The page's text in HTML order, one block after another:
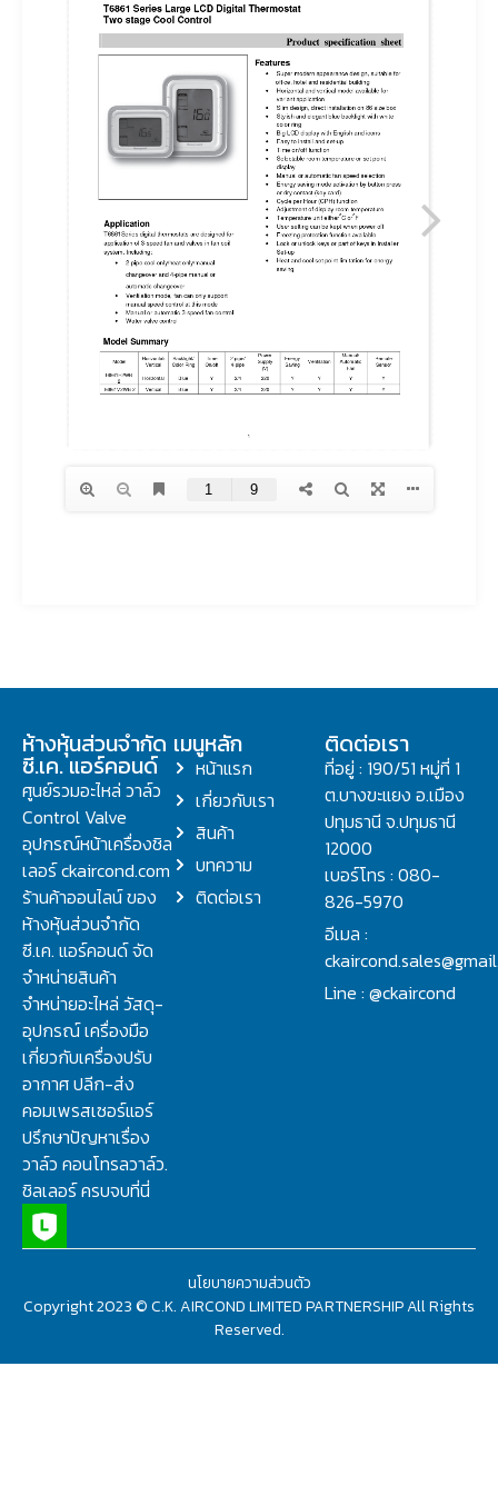
ห้างหุ้นส่วนจำกัด
ซี.เค. แอร์คอนด์
ศูนย์รวมอะไหล่ วาล์ว
Control Valve
อุปกรณ์หน้าเครื่องชิล
เลอร์ ckaircond.com
ร้านค้าออนไลน์ ของ
ห้างหุ้นส่วนจำกัด
ซี.เค. แอร์คอนด์ จัด
จำหน่ายสินค้า
จำหน่ายอะไหล่ วัสดุ-
อุปกรณ์ เครื่องมือ
เกี่ยวกับเครื่องปรับ
อากาศ ปลีก-ส่ง
คอมเพรสเซอร์แอร์
ปรึกษาปัญหาเรื่อง
วาล์ว คอนโทรลวาล์ว.
ชิลเลอร์ ครบจบที่นี่
เมนูหลัก
หน้าแรก
เกี่ยวกับเรา
สินค้า
บทความ
ติดต่อเรา
ติดต่อเรา
ที่อยู่ : 190/51 หมู่ที่ 1
ต.บางขะแยง อ.เมือง
ปทุมธานี จ.ปทุมธานี
12000
เบอร์โทร : 080-
826-5970
อีเมล :
Line : @ckaircond
Copyright 2023 © C.K. AIRCOND LIMITED PARTNERSHIP All Rights
Reserved.
นโยบายความส่วนตัว